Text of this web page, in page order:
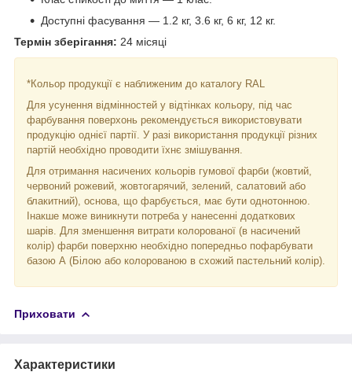
Доступні фасування — 1.2 кг, 3.6 кг, 6 кг, 12 кг.
Термін зберігання: 24 місяці
*Кольор продукції є наближеним до каталогу RAL
Для усунення відмінностей у відтінках кольору, під час
фарбування поверхонь рекомендується використовувати
продукцію однієї партії. У разі використання продукції різних
партій необхідно проводити їхнє змішування.
Для отримання насичених кольорів гумової фарби (жовтий,
червоний рожевий, жовтогарячий, зелений, салатовий або
блакитний), основа, що фарбується, має бути однотонною.
Інакше може виникнути потреба у нанесенні додаткових
шарів. Для зменшення витрати колорованої (в насичений
колір) фарби поверхню необхідно попередньо пофарбувати
базою А (Білою або колорованою в схожий пастельний колір).
Приховати
Характеристики